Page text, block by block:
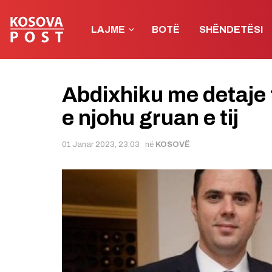
LAJME BOTË SHËNDETËSI
Abdixhiku me
e njohu gruan e tij
01 Janar 2023, 23:03 në KOSOVË